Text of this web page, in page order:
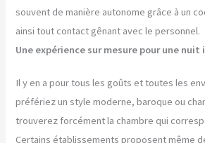
souvent de manière autonome grâce à un
ainsi tout contact gênant avec le personnel.
Une expérience sur mesure pour une nuit
Il y en a pour tous les goûts et toutes les
préfériez un style moderne, baroque ou
trouverez forcément la chambre qui
Certains établissements proposent même